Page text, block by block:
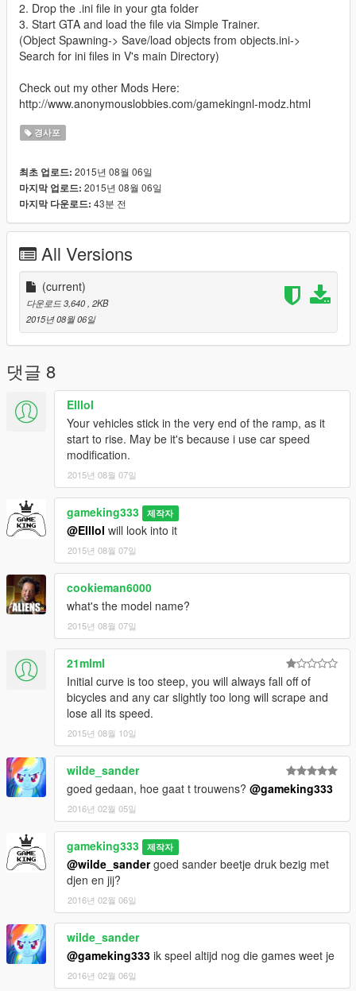
2. Drop the .ini file in your gta folder
3. Start GTA and load the file via Simple Trainer.
(Object Spawning-> Save/load objects from objects.ini->
Search for ini files in V's main Directory)
Check out my other Mods Here:
http://www.anonymouslobbies.com/gamekingnl-modz.html
경사포
최초 업로드: 2015년 08월 06일
마지막 업로드: 2015년 08월 06일
마지막 다운로드: 43분 전
All Versions
(current)
다운로드 3,640 , 2KB
2015년 08월 06일
댓글 8
Elllol
Your vehicles stick in the very end of the ramp, as it
start to rise. May be it's because i use car speed
modification.
2015년 08월 07일
gameking333 제작자
@Elllol will look into it
2015년 08월 07일
cookieman6000
what's the model name?
2015년 08월 07일
21mlml
Initial curve is too steep, you will always fall off of
bicycles and any car slightly too long will scrape and
lose all its speed.
2015년 08월 10일
wilde_sander
goed gedaan, hoe gaat t trouwens? @gameking333
2016년 02월 05일
gameking333 제작자
@wilde_sandergoed sander beetje druk bezig met
djen en jij?
2016년 02월 06일
wilde_sander
@gameking333 ik speel altijd nog die games weet je
2016년 02월 06일